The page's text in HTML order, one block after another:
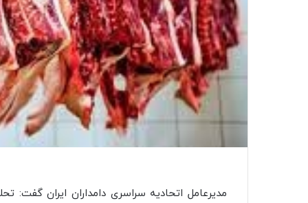
مدیرعامل اتحادیه سراسری دامداران ایران